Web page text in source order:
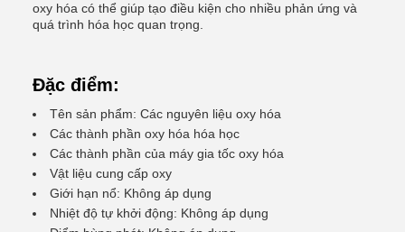
oxy hóa có thể giúp tạo điều kiện cho nhiều phản ứng và
quá trình hóa học quan trọng.
Đặc điểm:
Tên sản phẩm: Các nguyên liệu oxy hóa
Các thành phần oxy hóa hóa học
Các thành phần của máy gia tốc oxy hóa
Vật liệu cung cấp oxy
Giới hạn nổ: Không áp dụng
Nhiệt độ tự khởi động: Không áp dụng